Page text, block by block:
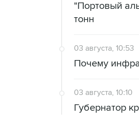
"Портовый
тонн
03 августа, 10:53
Почему
03 августа, 10:10
Губернатор